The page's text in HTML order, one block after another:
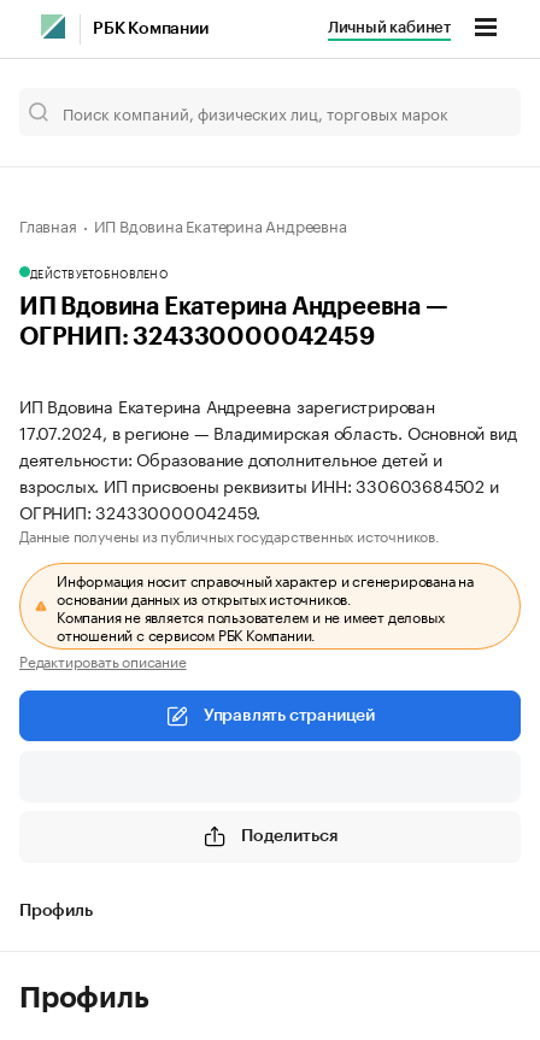
РБК Компании Личный кабинет
Главная ИП Вдовина Екатерина Андреевна
ДЕЙСТВУЕТОБНОВЛЕНО
ИП Вдовина Екатерина Андреевна —
ОГРНИП: 324330000042459
ИП Вдовина Екатерина Андреевна зарегистрирован
17.07.2024, в регионе — Владимирская область. Основной вид
деятельности: Образование дополнительное детей и
взрослых. ИП присвоены реквизиты ИНН: 330603684502 и
ОГРНИП: 324330000042459.
Данные получены из публичных государственных источников.
Информация носит справочный характер и сгенерирована на
основании данных из открытых источников.
Компания не является пользователем и не имеет деловых
отношений с сервисом РБК Компании.
Редактировать описание
Управлять страницей
Поделиться
Профиль
Профиль